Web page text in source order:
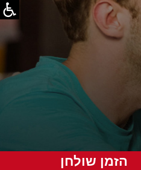
הזמן שולחן